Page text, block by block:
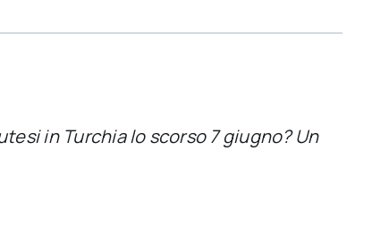
in Turchia lo scorso 7 giugno? Un